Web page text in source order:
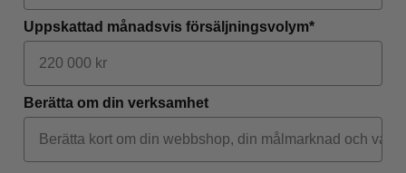
Uppskattad månadsvis försäljningsvolym*
Berätta om din verksamhet